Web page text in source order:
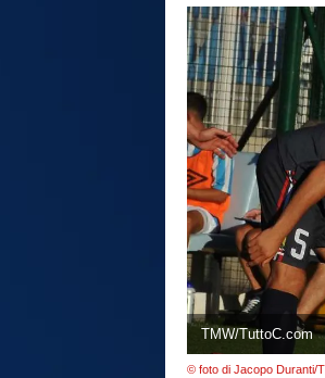
TMW/TuttoC.com
© foto di Jacopo Duranti/